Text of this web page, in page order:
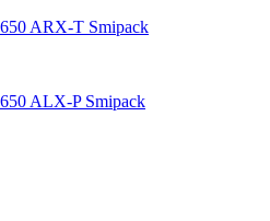
ARX-T Smipack
ALX-P Smipack